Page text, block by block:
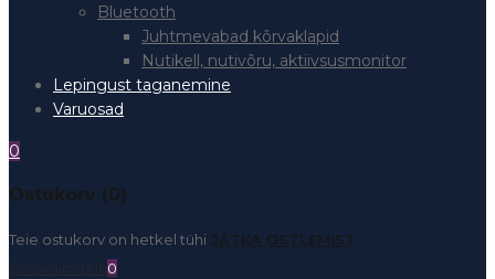
Bluetooth
Juhtmevabad kõrvaklapid
Nutikell, nutivõru, aktiivsusmonitor
Lepingust taganemine
Varuosad
0
Ostukorv (0)
Teie ostukorv on hetkel tühi JÄTKA OSTLEMIST
0